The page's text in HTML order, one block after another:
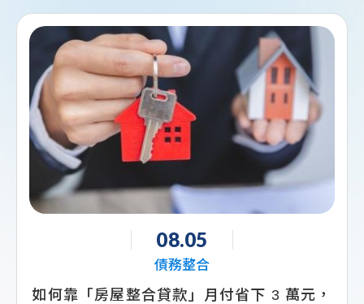
08.05
債務整合
如何靠「房屋整合貸款」月付省下 3 萬元，